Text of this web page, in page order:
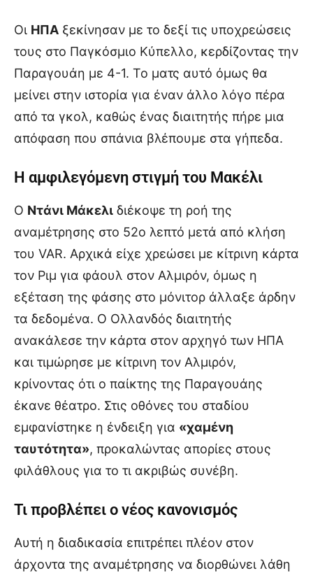
Οι ΗΠΑ ξεκίνησαν με το δεξί τις υποχρεώσεις
τους στο Παγκόσμιο Κύπελλο, κερδίζοντας την
Παραγουάη με 4-1. Το ματς αυτό όμως θα
μείνει στην ιστορία για έναν άλλο λόγο πέρα
από τα γκολ, καθώς ένας διαιτητής πήρε μια
απόφαση που σπάνια βλέπουμε στα γήπεδα.
Η αμφιλεγόμενη στιγμή του Μακέλι
Ο Ντάνι Μάκελι διέκοψε τη ροή της
αναμέτρησης στο 52ο λεπτό μετά από κλήση
του VAR. Αρχικά είχε χρεώσει με κίτρινη κάρτα
τον Ριμ για φάουλ στον Αλμιρόν, όμως η
εξέταση της φάσης στο μόνιτορ άλλαξε άρδην
τα δεδομένα. Ο Ολλανδός διαιτητής
ανακάλεσε την κάρτα στον αρχηγό των ΗΠΑ
και τιμώρησε με κίτρινη τον Αλμιρόν,
κρίνοντας ότι ο παίκτης της Παραγουάης
έκανε θέατρο. Στις οθόνες του σταδίου
εμφανίστηκε η ένδειξη για «χαμένη
ταυτότητα», προκαλώντας απορίες στους
φιλάθλους για το τι ακριβώς συνέβη.
Τι προβλέπει ο νέος κανονισμός
Αυτή η διαδικασία επιτρέπει πλέον στον
άρχοντα της αναμέτρησης να διορθώνει λάθη